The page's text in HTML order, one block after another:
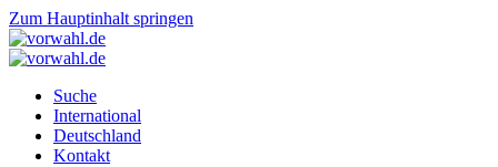
Zum Hauptinhalt springen
Suche
International
Deutschland
Kontakt